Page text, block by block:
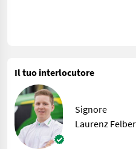
Il tuo interlocutore
Signore
Laurenz Felber